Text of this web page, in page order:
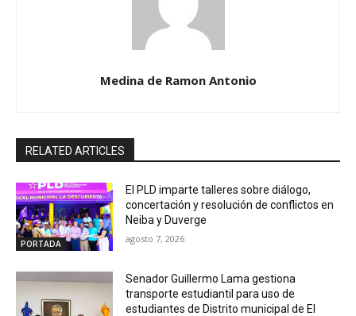
Medina de Ramon Antonio
RELATED ARTICLES
PORTADA
El PLD imparte talleres sobre diálogo,
concertación y resolución de conflictos en
Neiba y Duverge
agosto 7, 2026
Senador Guillermo Lama gestiona
transporte estudiantil para uso de
estudiantes de Distrito municipal de El